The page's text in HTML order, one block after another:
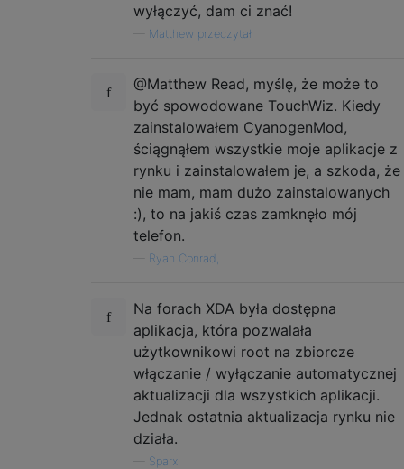
wyłączyć, dam ci znać!
Matthew przeczytał
@Matthew Read, myślę, że może to
być spowodowane TouchWiz. Kiedy
zainstalowałem CyanogenMod,
ściągnąłem wszystkie moje aplikacje z
rynku i zainstalowałem je, a szkoda, że
​​nie mam, mam dużo zainstalowanych
:), to na jakiś czas zamknęło mój
telefon.
Ryan Conrad,
Na forach XDA była dostępna
aplikacja, która pozwalała
użytkownikowi root na zbiorcze
włączanie / wyłączanie automatycznej
aktualizacji dla wszystkich aplikacji.
Jednak ostatnia aktualizacja rynku nie
działa.
Sparx